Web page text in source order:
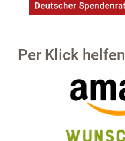
Per Klick helfen